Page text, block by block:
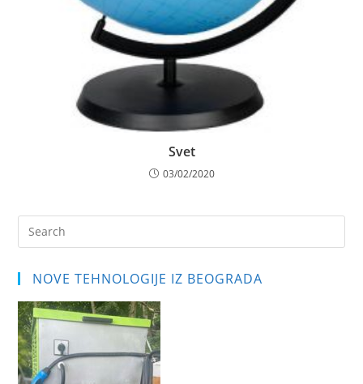
Svet
03/02/2020
NOVE TEHNOLOGIJE IZ BEOGRADA